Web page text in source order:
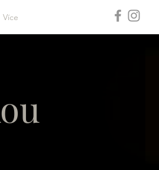
Více